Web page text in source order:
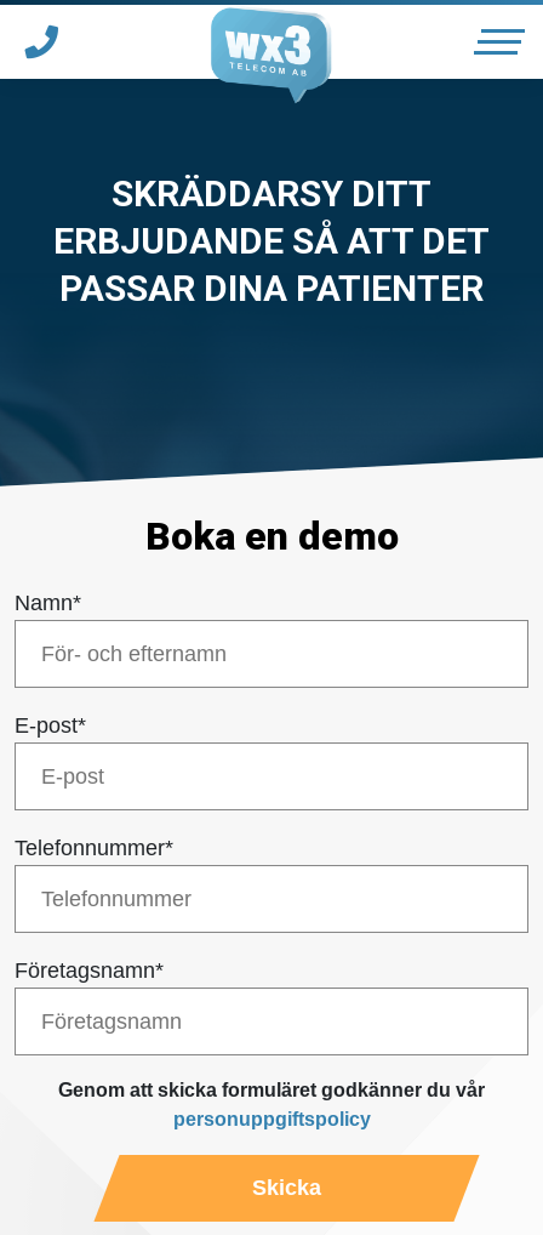
*
Våra tjänster
Telefonväxel
Support
Blogg
Om oss
Aktuellt
Kontakta oss
SKRÄDDARSY DITT
ERBJUDANDE SÅ ATT DET
PASSAR DINA PATIENTER
Boka en demo
Namn*
E-post*
Telefonnummer*
Företagsnamn*
Genom att skicka formuläret godkänner du vår
personuppgiftspolicy
Skicka